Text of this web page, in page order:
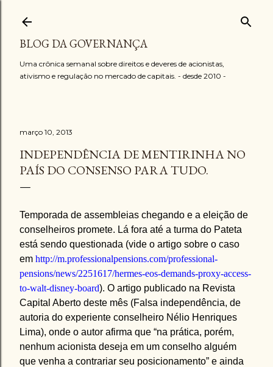
BLOG DA GOVERNANÇA
Uma crônica semanal sobre direitos e deveres de acionistas,
ativismo e regulação no mercado de capitais. - desde 2010 -
março 10, 2013
INDEPENDÊNCIA DE MENTIRINHA NO
PAÍS DO CONSENSO PARA TUDO.
Temporada de assembleias chegando e a eleição de
conselheiros promete. Lá fora até a turma do Pateta
está sendo questionada (vide o artigo sobre o caso
em http://m.professionalpensions.com/professional-
pensions/news/2251617/hermes-eos-demands-proxy-access-
to-walt-disney-board). O artigo publicado na Revista
Capital Aberto deste mês (Falsa independência, de
autoria do experiente conselheiro Nélio Henriques
Lima), onde o autor afirma que “na prática, porém,
nenhum acionista deseja em um conselho alguém
que venha a contrariar seu posicionamento” e ainda